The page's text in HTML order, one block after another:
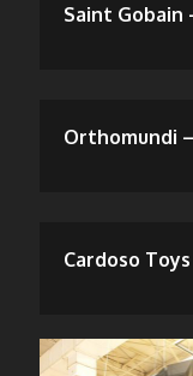
Saint Gobain
Orthomundi
Cardoso